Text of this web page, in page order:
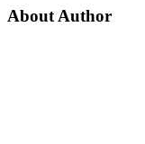
About Author